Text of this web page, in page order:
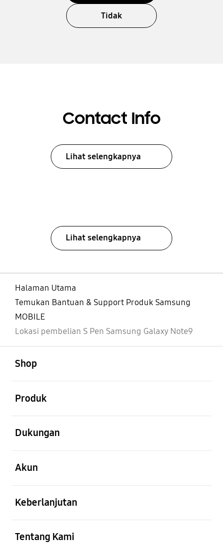
Tidak
Contact Info
Lihat selengkapnya
Lihat selengkapnya
Halaman Utama
Temukan Bantuan & Support Produk Samsung
MOBILE
Lokasi pembelian S Pen Samsung Galaxy Note9
Shop
Produk
Dukungan
Akun
Keberlanjutan
Tentang Kami